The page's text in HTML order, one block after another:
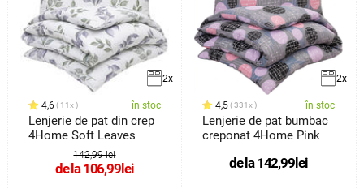
2x
4,6 11x în stoc
Lenjerie de pat din crep
4Home Soft Leaves
142,99 lei
de la106,99 lei
2x
4,5 331x în stoc
Lenjerie de pat bumbac
creponat 4Home Pink
de la142,99 lei